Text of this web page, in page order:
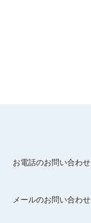
お電話のお問い合わせ
メールのお問い合わせ